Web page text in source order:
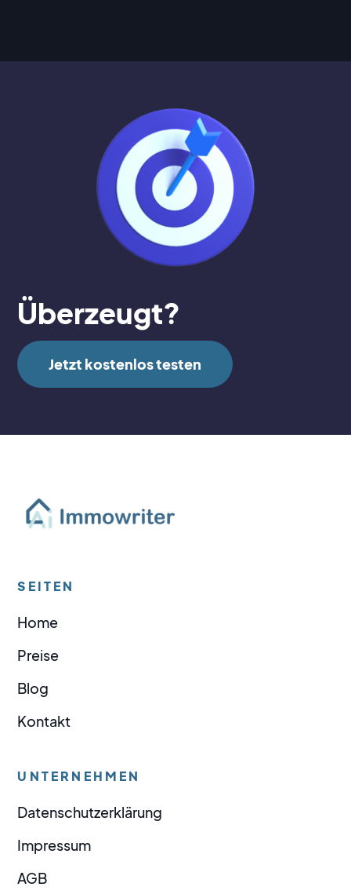
Überzeugt?
Jetzt kostenlos testen
SEITEN
Home
Preise
Blog
Kontakt
UNTERNEHMEN
Datenschutzerklärung
Impressum
AGB